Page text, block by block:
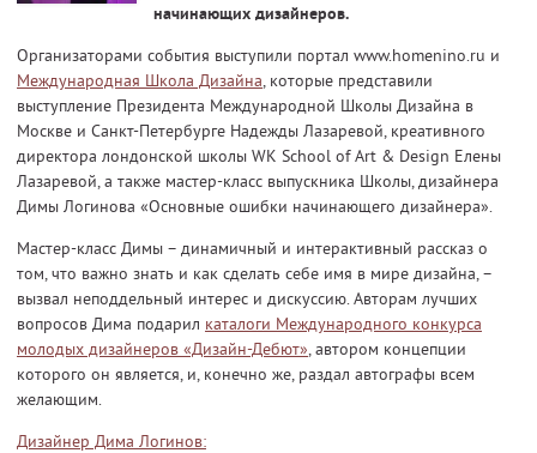
начинающих дизайнеров.
Организаторами события выступили портал www.homenino.ru и
Международная Школа Дизайна, которые представили
выступление Президента Международной Школы Дизайна в
Москве и Санкт-Петербурге Надежды Лазаревой, креативного
директора лондонской школы WK School of Art & Design Елены
Лазаревой, а также мастер-класс выпускника Школы, дизайнера
Димы Логинова «Основные ошибки начинающего дизайнера».
Мастер-класс Димы – динамичный и интерактивный рассказ о
том, что важно знать и как сделать себе имя в мире дизайна, –
вызвал неподдельный интерес и дискуссию. Авторам лучших
вопросов Дима подарил каталоги Международного конкурса
молодых дизайнеров «Дизайн-Дебют», автором концепции
которого он является, и, конечно же, раздал автографы всем
желающим.
Дизайнер Дима Логинов: